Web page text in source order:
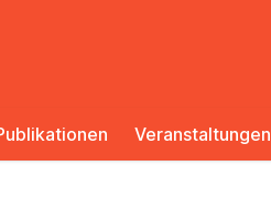
Veranstaltungen